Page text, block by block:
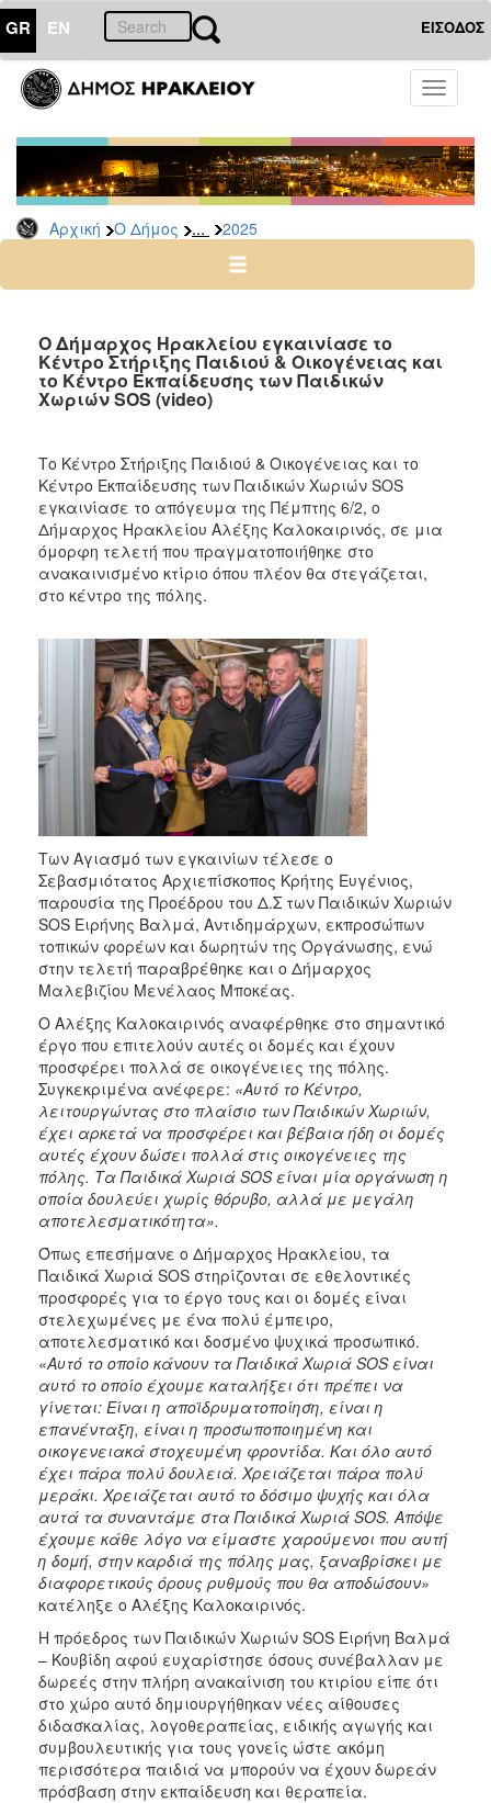
GR EN ΕΙΣΟΔΟΣ
Toggle
Αρχική Ο Δήμος ... 2025
ΔΗΜΟΣ
Δελτία
Τύπου
Αρχείο
2026
2024
2022
2021
2019
2018
2017
2016
2015
2012
2011
2010
2006
ΤΟΠΟΣ
ΠΟΛΙΤΙΣΜΟΣ
ΑΝΘΕΚΤΙΚΗ
ΠΟΛΗ
Ο Δήμαρχος Ηρακλείου εγκαινίασε το
Κέντρο Στήριξης Παιδιού & Οικογένειας και
το Κέντρο Εκπαίδευσης των Παιδικών
Χωριών SOS (video)
Το Κέντρο Στήριξης Παιδιού & Οικογένειας και το
Κέντρο Εκπαίδευσης των Παιδικών Χωριών SOS
εγκαινίασε το απόγευμα της Πέμπτης 6/2, ο
Δήμαρχος Ηρακλείου Αλέξης Καλοκαιρινός, σε μια
όμορφη τελετή που πραγματοποιήθηκε στο
ανακαινισμένο κτίριο όπου πλέον θα στεγάζεται,
στο κέντρο της πόλης.
Των Αγιασμό των εγκαινίων τέλεσε ο
Σεβασμιότατος Αρχιεπίσκοπος Κρήτης Ευγένιος,
παρουσία της Προέδρου του Δ.Σ των Παιδικών Χωριών
SOS Ειρήνης Βαλμά, Αντιδημάρχων, εκπροσώπων
τοπικών φορέων και δωρητών της Οργάνωσης, ενώ
στην τελετή παραβρέθηκε και ο Δήμαρχος
Μαλεβιζίου Μενέλαος Μποκέας.
Ο Αλέξης Καλοκαιρινός αναφέρθηκε στο σημαντικό
έργο που επιτελούν αυτές οι δομές και έχουν
προσφέρει πολλά σε οικογένειες της πόλης.
Συγκεκριμένα ανέφερε: «Αυτό το Κέντρο,
λειτουργώντας στο πλαίσιο των Παιδικών Χωριών,
έχει αρκετά να προσφέρει και βέβαια ήδη οι δομές
αυτές έχουν δώσει πολλά στις οικογένειες της
πόλης. Τα Παιδικά Χωριά SOSείναι μία οργάνωση η
οποία δουλεύει χωρίς θόρυβο, αλλά με μεγάλη
αποτελεσματικότητα».
Όπως επεσήμανε ο Δήμαρχος Ηρακλείου, τα
Παιδικά Χωριά SOS στηρίζονται σε εθελοντικές
προσφορές για το έργο τους και οι δομές είναι
στελεχωμένες με ένα πολύ έμπειρο,
αποτελεσματικό και δοσμένο ψυχικά προσωπικό.
«Αυτό το οποίο κάνουν τα Παιδικά Χωριά SOS είναι
αυτό το οποίο έχουμε καταλήξει ότι πρέπει να
γίνεται: Είναι η αποϊδρυματοποίηση, είναι η
επανένταξη, είναι η προσωποποιημένη και
οικογενειακά στοχευμένη φροντίδα. Και όλο αυτό
έχει πάρα πολύ δουλειά. Χρειάζεται πάρα πολύ
μεράκι. Χρειάζεται αυτό το δόσιμο ψυχής και όλα
αυτά τα συναντάμε στα Παιδικά Χωριά SOS. Απόψε
έχουμε κάθε λόγο να είμαστε χαρούμενοι που αυτή
η δομή, στην καρδιά της πόλης μας, ξαναβρίσκει με
διαφορετικούς όρους ρυθμούς που θα αποδώσουν»
κατέληξε ο Αλέξης Καλοκαιρινός.
Η πρόεδρος των Παιδικών Χωριών SOS Ειρήνη Βαλμά
– Κουβίδη αφού ευχαρίστησε όσους συνέβαλλαν με
δωρεές στην πλήρη ανακαίνιση του κτιρίου είπε ότι
στο χώρο αυτό δημιουργήθηκαν νέες αίθουσες
διδασκαλίας, λογοθεραπείας, ειδικής αγωγής και
συμβουλευτικής για τους γονείς ώστε ακόμη
περισσότερα παιδιά να μπορούν να έχουν δωρεάν
πρόσβαση στην εκπαίδευση και θεραπεία.